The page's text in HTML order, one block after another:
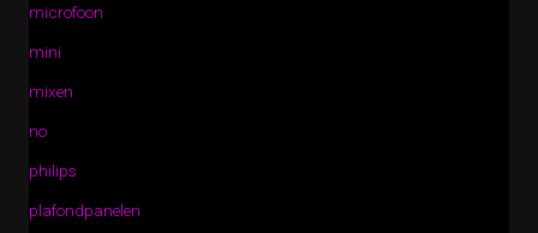
microfoon
mini
mixen
no
philips
plafondpanelen